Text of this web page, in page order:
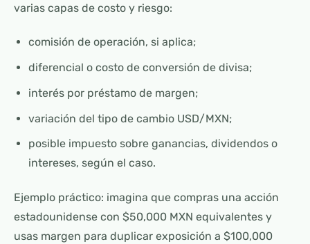
varias capas de costo y riesgo:
comisión de operación, si aplica;
diferencial o costo de conversión de divisa;
interés por préstamo de margen;
variación del tipo de cambio USD/MXN;
posible impuesto sobre ganancias, dividendos o
intereses, según el caso.
Ejemplo práctico: imagina que compras una acción
estadounidense con $50,000 MXN equivalentes y
usas margen para duplicar exposición a $100,000